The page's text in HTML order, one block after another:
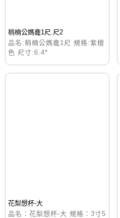
梢楠公媽龕1尺.尺2
品名:梢楠公媽龕1尺 規格:紫檀
色 尺寸:6.4*
花梨想杯-大
品名：花梨想杯-大 規格：3寸5